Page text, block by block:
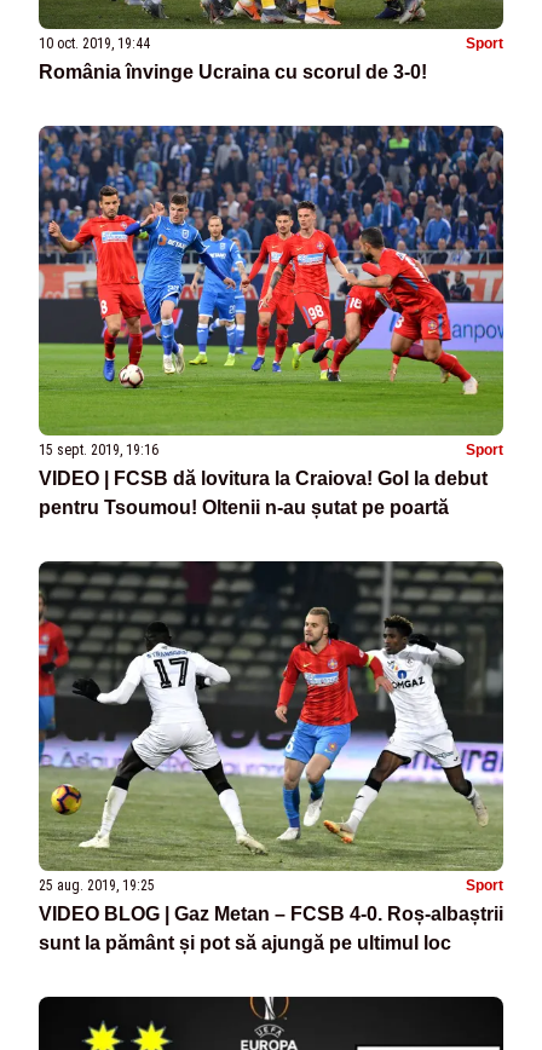
10 oct. 2019, 19:44 Sport
România învinge Ucraina cu scorul de 3-0!
15 sept. 2019, 19:16 Sport
VIDEO | FCSB dă lovitura la Craiova! Gol la debut
pentru Tsoumou! Oltenii n-au șutat pe poartă
25 aug. 2019, 19:25 Sport
VIDEO BLOG | Gaz Metan – FCSB 4-0. Roș-albaștrii
sunt la pământ și pot să ajungă pe ultimul loc